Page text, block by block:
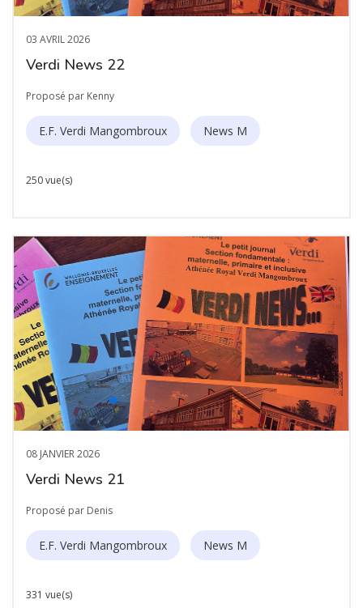
03 AVRIL 2026
Verdi News 22
Proposé par Kenny
E.F. Verdi Mangombroux News M
250 vue(s)
08 JANVIER 2026
Verdi News 21
Proposé par Denis
E.F. Verdi Mangombroux News M
331 vue(s)